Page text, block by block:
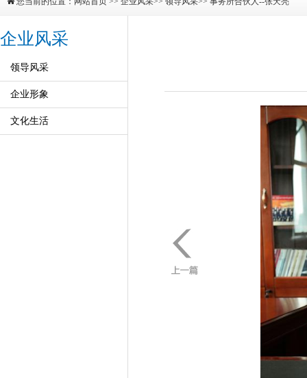
企业风采
领导风采
企业形象
文化生活